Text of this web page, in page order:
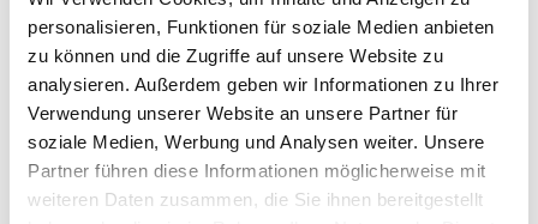
personalisieren, Funktionen für soziale Medien anbieten
zu können und die Zugriffe auf unsere Website zu
analysieren. Außerdem geben wir Informationen zu Ihrer
Verwendung unserer Website an unsere Partner für
soziale Medien, Werbung und Analysen weiter. Unsere
Partner führen diese Informationen möglicherweise mit
weiteren Daten zusammen, die Sie ihnen bereitgestellt
Umrechnungsfaktoren